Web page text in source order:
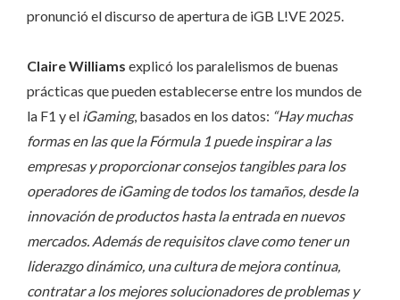
pronunció el discurso de apertura de iGB L!VE 2025.
Claire Williams explicó los paralelismos de buenas
prácticas que pueden establecerse entre los mundos de
la F1 y el iGaming, basados en los datos: “Hay muchas
formas en las que la Fórmula 1 puede inspirar a las
empresas y proporcionar consejos tangibles para los
operadores de iGaming de todos los tamaños, desde la
innovación de productos hasta la entrada en nuevos
mercados. Además de requisitos clave como tener un
liderazgo dinámico, una cultura de mejora continua,
contratar a los mejores solucionadores de problemas y